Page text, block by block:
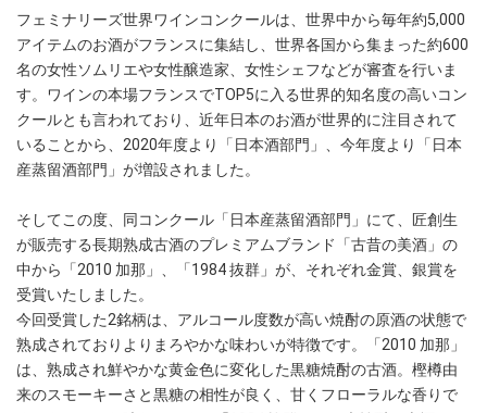
フェミナリーズ世界ワインコンクールは、世界中から毎年約5,000
アイテムのお酒がフランスに集結し、世界各国から集まった約600
名の女性ソムリエや女性醸造家、女性シェフなどが審査を行いま
す。ワインの本場フランスでTOP5に入る世界的知名度の高いコン
クールとも言われており、近年日本のお酒が世界的に注目されて
いることから、2020年度より「日本酒部門」、今年度より「日本
産蒸留酒部門」が増設されました。
そしてこの度、同コンクール「日本産蒸留酒部門」にて、匠創生
が販売する長期熟成古酒のプレミアムブランド「古昔の美酒」の
中から「2010 加那」、「1984 抜群」が、それぞれ金賞、銀賞を
受賞いたしました。
今回受賞した2銘柄は、アルコール度数が高い焼酎の原酒の状態で
熟成されておりよりまろやかな味わいが特徴です。「2010 加那」
は、熟成され鮮やかな黄金色に変化した黒糖焼酎の古酒。樫樽由
来のスモーキーさと黒糖の相性が良く、甘くフローラルな香りで